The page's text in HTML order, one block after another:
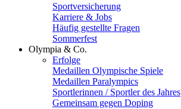
Sportversicherung
Karriere & Jobs
Häufig gestellte Fragen
Sommerfest
Olympia & Co.
Erfolge
Medaillen Olympische Spiele
Medaillen Paralympics
Sportlerinnen / Sportler des Jahres
Gemeinsam gegen Doping